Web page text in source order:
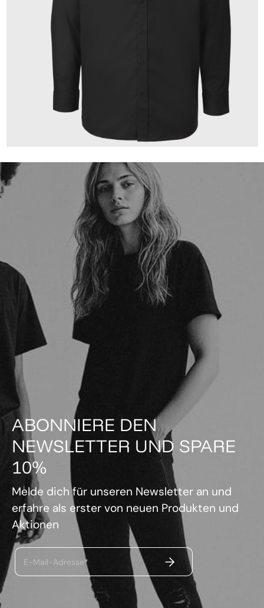
ABONNIERE DEN
NEWSLETTER UND SPARE
10%
Melde dich für unseren Newsletter an und
erfahre als erster von neuen Produkten und
Aktionen
E-Mail-Adresse* ABSENDEN